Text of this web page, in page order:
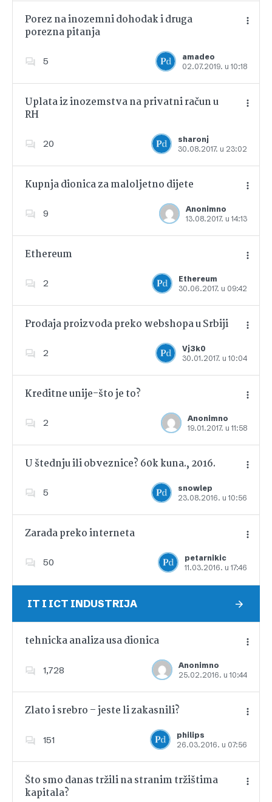
Porez na inozemni dohodak i druga
porezna pitanja
5
amadeo
02.07.2019. u 10:18
Dodajte u favorite
Uplata iz inozemstva na privatni račun u
RH
20
sharonj
30.08.2017. u 23:02
Dodajte u favorite
Kupnja dionica za maloljetno dijete
9
Anonimno
13.08.2017. u 14:13
Dodajte u favorite
Ethereum
2
Ethereum
30.06.2017. u 09:42
Dodajte u favorite
Prodaja proizvoda preko webshopa u Srbiji
2
Vj3k0
30.01.2017. u 10:04
Dodajte u favorite
Kreditne unije-što je to?
2
Anonimno
19.01.2017. u 11:58
Dodajte u favorite
U štednju ili obveznice? 60k kuna., 2016.
5
snowlep
23.08.2016. u 10:56
Dodajte u favorite
Zarada preko interneta
50
petarnikic
11.03.2016. u 17:46
Dodajte u favorite
IT I ICT INDUSTRIJA
tehnicka analiza usa dionica
1,728
Anonimno
25.02.2016. u 10:44
Dodajte u favorite
Zlato i srebro – jeste li zakasnili?
151
philips
26.03.2016. u 07:56
Dodajte u favorite
Što smo danas tržili na stranim tržištima
kapitala?